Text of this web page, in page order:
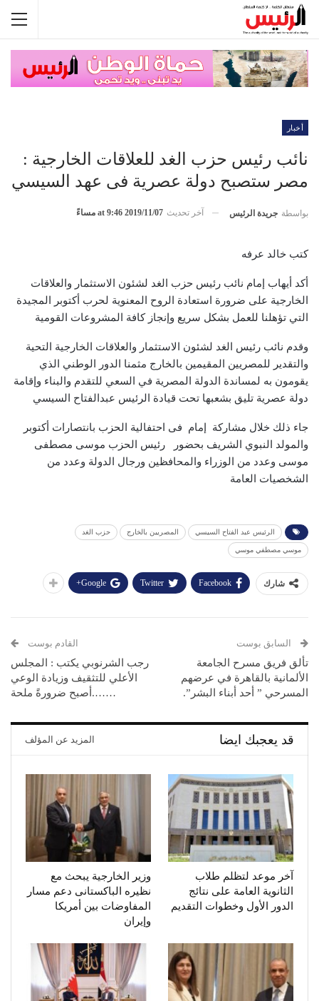
أخبار
نائب رئيس حزب الغد للعلاقات الخارجية :
مصر ستصبح دولة عصرية فى عهد السيسي
بواسطة جريدة الرئيس آخر تحديث 2019/11/07 at 9:46 مساءً
كتب خالد عرفه
أكد أيهاب إمام نائب رئيس حزب الغد لشئون الاستثمار والعلاقات
الخارجية على ضرورة استعادة الروح المعنوية لحرب أكتوبر المجيدة
التي تؤهلنا للعمل بشكل سريع وإنجاز كافة المشروعات القومية
وقدم نائب رئيس الغد لشئون الاستثمار والعلاقات الخارجية التحية
والتقدير للمصريين المقيمين بالخارج مثمنا الدور الوطني الذي
يقومون به لمساندة الدولة المصرية في السعي للتقدم والبناء وإقامة
دولة عصرية تليق بشعبها تحت قيادة الرئيس عبدالفتاح السيسي
جاء ذلك خلال مشاركة إمام فى احتفالية الحزب بانتصارات أكتوبر
والمولد النبوي الشريف بحضور رئيس الحزب موسى مصطفى
موسى وعدد من الوزراء والمحافظين ورجال الدولة وعدد من
الشخصيات العامة
الرئيس عبد الفتاح السيسي المصريين بالخارج حزب الغد
موسي مصطفي موسي
شارك Facebook
Twitter
Google+
السابق بوست
تألق فريق مسرح الجامعة
الألمانية بالقاهرة في عرضهم
المسرحي ” أحد أبناء البشر”.
القادم بوست
رجب الشرنوبي يكتب : المجلس
الأعلي للتثقيف وزيادة الوعي
…….أصبح ضرورةً ملحة
قد يعجبك ايضا المزيد عن المؤلف
آخر موعد لتظلم طلاب
الثانوية العامة على نتائج
الدور الأول وخطوات التقديم
وزير الخارجية يبحث مع
نظيره الباكستانى دعم مسار
المفاوضات بين أمريكا
وإيران